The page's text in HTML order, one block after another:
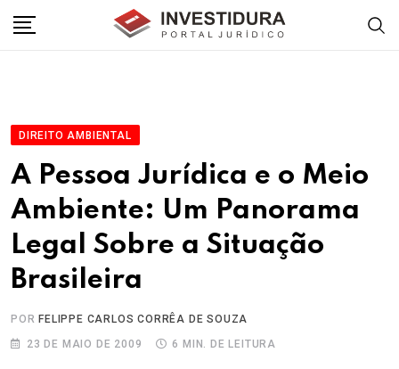
DIREITO AMBIENTAL
A Pessoa Jurídica e o Meio
Ambiente: Um Panorama
Legal Sobre a Situação
Brasileira
POR FELIPPE CARLOS CORRÊA DE SOUZA
23 DE MAIO DE 2009
6 MIN. DE LEITURA